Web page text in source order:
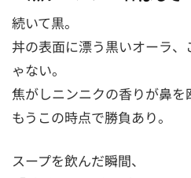
続いて黒。
丼の表面に漂う黒いオーラ
ゃない。
焦がしニンニクの香りが鼻を
もうこの時点で勝負あり。
スープを飲んだ瞬間、